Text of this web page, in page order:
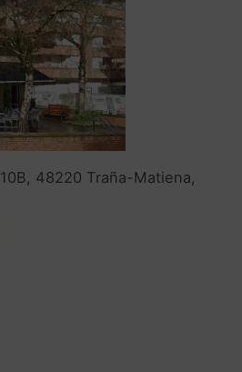
48220 Traña-Matiena,